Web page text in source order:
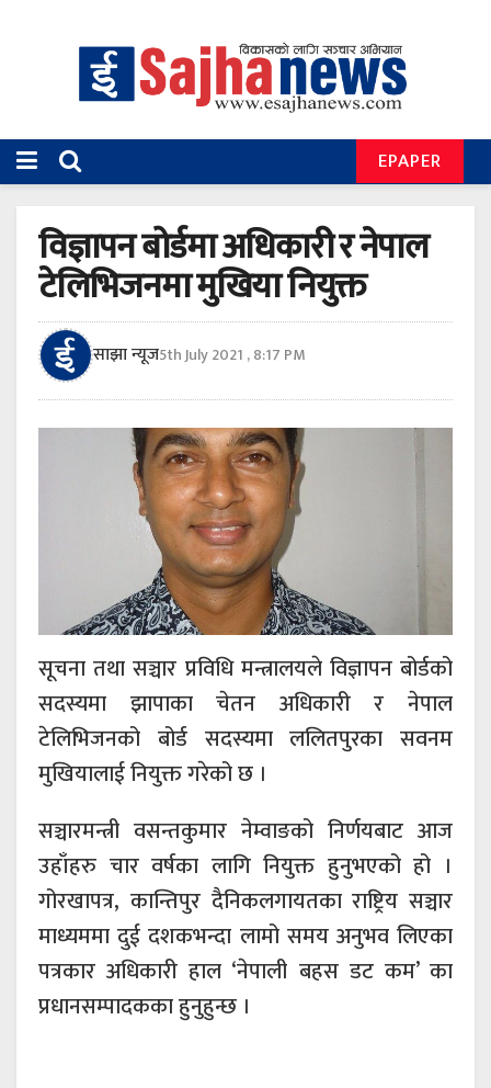
EPAPER
विज्ञापन बोर्डमा अधिकारी र नेपाल
टेलिभिजनमा मुखिया नियुक्त
साझा न्यूज5th July 2021 , 8:17 PM
सूचना तथा सञ्चार प्रविधि मन्त्रालयले विज्ञापन बोर्डको
सदस्यमा झापाका चेतन अधिकारी र नेपाल
टेलिभिजनको बोर्ड सदस्यमा ललितपुरका सवनम
मुखियालाई नियुक्त गरेको छ ।
सञ्चारमन्त्री वसन्तकुमार नेम्वाङको निर्णयबाट आज
उहाँहरु चार वर्षका लागि नियुक्त हुनुभएको हो ।
गोरखापत्र, कान्तिपुर दैनिकलगायतका राष्ट्रिय सञ्चार
माध्यममा दुई दशकभन्दा लामो समय अनुभव लिएका
पत्रकार अधिकारी हाल ‘नेपाली बहस डट कम’ का
प्रधानसम्पादकका हुनुहुन्छ ।